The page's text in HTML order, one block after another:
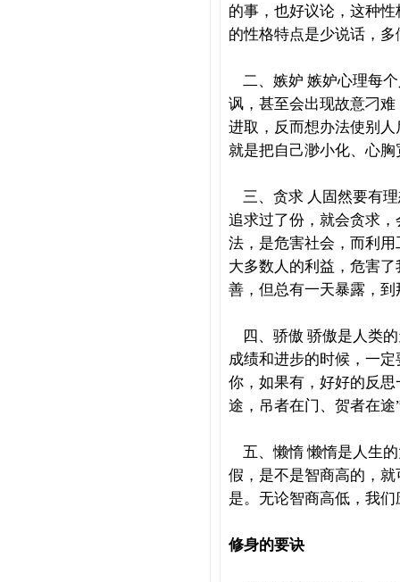
的事，也好议论，这种
的性格特点是少说话，
二、嫉妒 嫉妒心理每
讽，甚至会出现故意刁
进取，反而想办法使别
就是把自己渺小化、心胸
三、贪求 人固然要有
追求过了份，就会贪求
法，是危害社会，而利
大多数人的利益，危害
善，但总有一天暴露，
四、骄傲 骄傲是人类
成绩和进步的时候，一
你，如果有，好好的反
途，吊者在门、贺者在途
五、懒惰 懒惰是人生
假，是不是智商高的，
是。无论智商高低，我
修身的要诀